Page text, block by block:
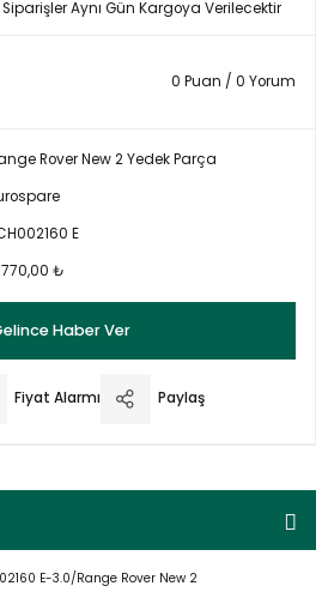
Aynı Gün Kargoya Verilecektir
0 Puan / 0 Yorum
Rover New 2 Yedek Parça
E
₺
Haber Ver
Fiyat Alarmı Paylaş
E-3.0/Range Rover New 2